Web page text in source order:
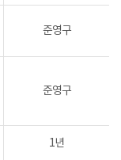
준영구
준영구
1년